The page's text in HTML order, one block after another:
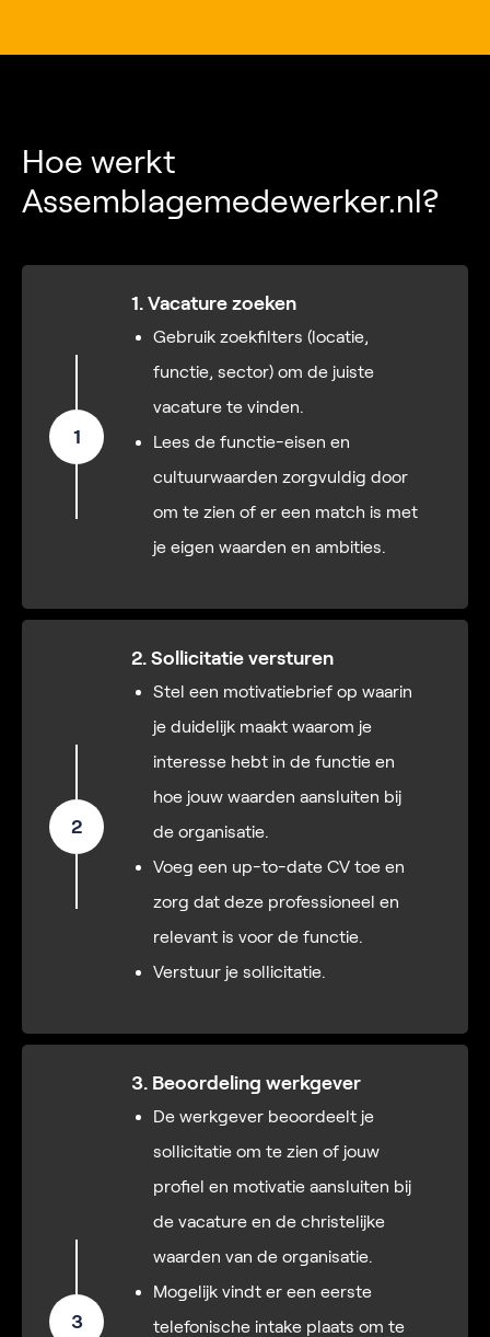
Hoe werkt
Assemblagemedewerker.nl?
1
1. Vacature zoeken
Gebruik zoekfilters (locatie,
functie, sector) om de juiste
vacature te vinden.
Lees de functie-eisen en
cultuurwaarden zorgvuldig door
om te zien of er een match is met
je eigen waarden en ambities.
2
2. Sollicitatie versturen
Stel een motivatiebrief op waarin
je duidelijk maakt waarom je
interesse hebt in de functie en
hoe jouw waarden aansluiten bij
de organisatie.
Voeg een up-to-date CV toe en
zorg dat deze professioneel en
relevant is voor de functie.
Verstuur je sollicitatie.
3
3. Beoordeling werkgever
De werkgever beoordeelt je
sollicitatie om te zien of jouw
profiel en motivatie aansluiten bij
de vacature en de christelijke
waarden van de organisatie.
Mogelijk vindt er een eerste
telefonische intake plaats om te